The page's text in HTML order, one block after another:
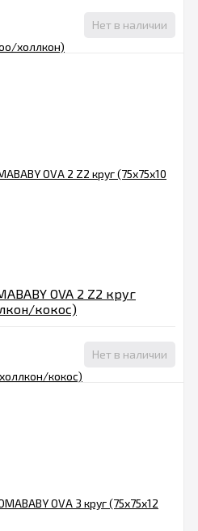
Нет в наличии
OVA 2 Z2 круг
кокос)
Нет в наличии